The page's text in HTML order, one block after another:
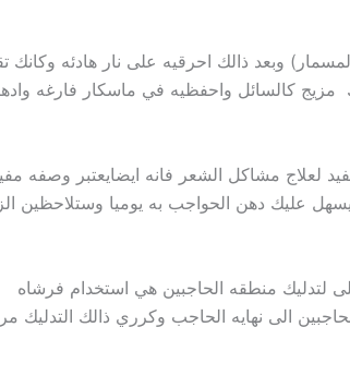
وبعد ذالك احرقيه على نار هادئه وكانك
مزيج كالسائل واحفظيه في ماسكار فارغه
لعلاج مشاكل الشعر فانه ايضايعتبر وصفه
عليك دهن الحواجب به يوميا وستلاحظين
لتدليك منطقه الحاجبين هي استخدام فرشاه
الى نهايه الحاجب وكرري ذالك التدليك